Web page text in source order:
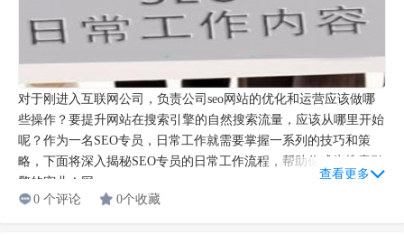
对于刚进入互联网公司，负责公司seo网站的优化和运营应该做哪
些操作？要提升网站在搜索引擎的自然搜索流量，应该从哪里开始
呢？作为一名SEO专员，日常工作就需要掌握一系列的技巧和策
略，下面将深入揭秘SEO专员的日常工作流程，帮助你成为搜索引
擎的宠儿！网...
查看更多
0 个评论
0个收藏